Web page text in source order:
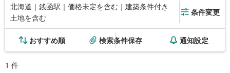
北海道｜銭函駅｜価格未定を含む｜建築条件付き
土地を含む
条件変更
おすすめ順 検索条件保存 通知設定
1 件